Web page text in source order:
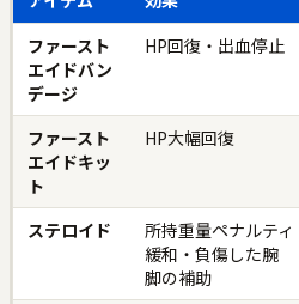
ファースト
エイドバン
デージ
HP回復・出血停止
ファースト
エイドキッ
ト
HP大幅回復
ステロイド
所持重量ペナルティ
緩和・負傷した腕
脚の補助